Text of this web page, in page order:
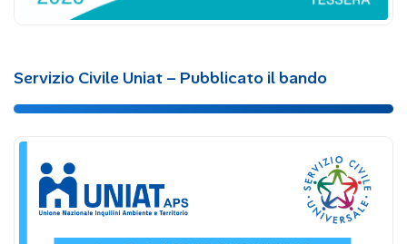
Servizio Civile Uniat – Pubblicato il bando